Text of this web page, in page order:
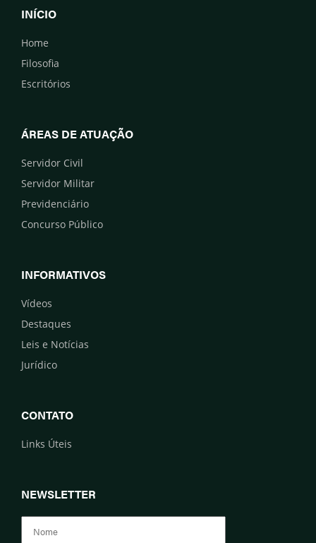
INÍCIO
Home
Filosofia
Escritórios
ÁREAS DE ATUAÇÃO
Servidor Civil
Servidor Militar
Previdenciário
Concurso Público
INFORMATIVOS
Vídeos
Destaques
Leis e Notícias
Jurídico
CONTATO
Links Úteis
NEWSLETTER